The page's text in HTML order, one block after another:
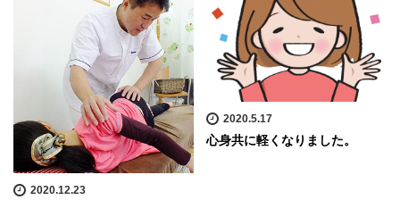
2020.12.23
2020.5.17
心身共に軽くなりました。